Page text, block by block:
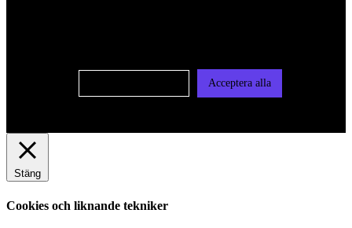
Acceptera alla
Stäng
Cookies och liknande tekniker